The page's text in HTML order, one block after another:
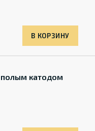
В КОРЗИНУ
полым катодом